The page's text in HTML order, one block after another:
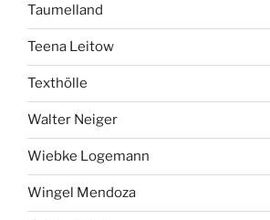
Taumelland
Teena Leitow
Texthölle
Walter Neiger
Wiebke Logemann
Wingel Mendoza